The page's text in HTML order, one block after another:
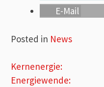
E-Mail
Posted in News
Kernenergie:
Energiewende: